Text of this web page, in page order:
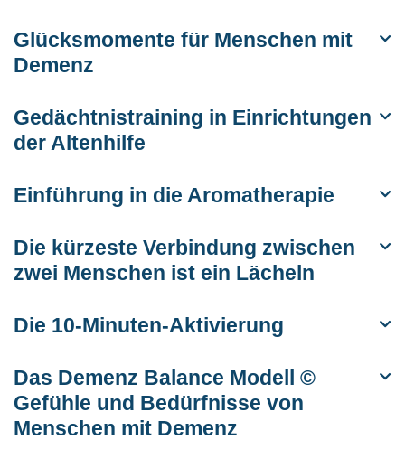
Glücksmomente für Menschen mit
Demenz
Gedächtnistraining in Einrichtungen
der Altenhilfe
Einführung in die Aromatherapie
Die kürzeste Verbindung zwischen
zwei Menschen ist ein Lächeln
Die 10-Minuten-Aktivierung
Das Demenz Balance Modell ©
Gefühle und Bedürfnisse von
Menschen mit Demenz